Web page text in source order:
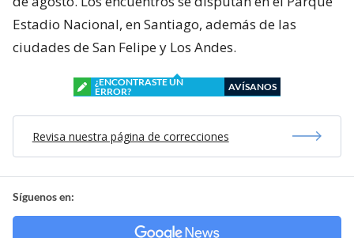
Estadio Nacional, en Santiago, además de las
ciudades de San Felipe y Los Andes.
¿ENCONTRASTE UN
ERROR?
AVÍSANOS
Revisa nuestra página de correcciones
Síguenos en: